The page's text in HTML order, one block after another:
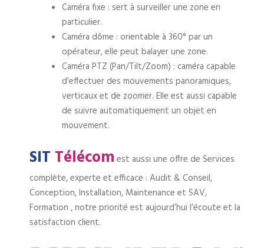
Caméra fixe : sert à surveiller une zone en
particulier.
Caméra dôme : orientable à 360° par un
opérateur, elle peut balayer une zone.
Caméra PTZ (Pan/Tilt/Zoom) : caméra capable
d’effectuer des mouvements panoramiques,
verticaux et de zoomer. Elle est aussi capable
de suivre automatiquement un objet en
mouvement.
SIT Télécom est aussi une offre de Services
complète, experte et efficace : Audit & Conseil,
Conception, Installation, Maintenance et SAV,
Formation , notre priorité est aujourd’hui l’écoute et la
satisfaction client.